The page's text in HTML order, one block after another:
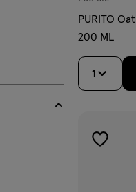
PURITO
200 ML
1